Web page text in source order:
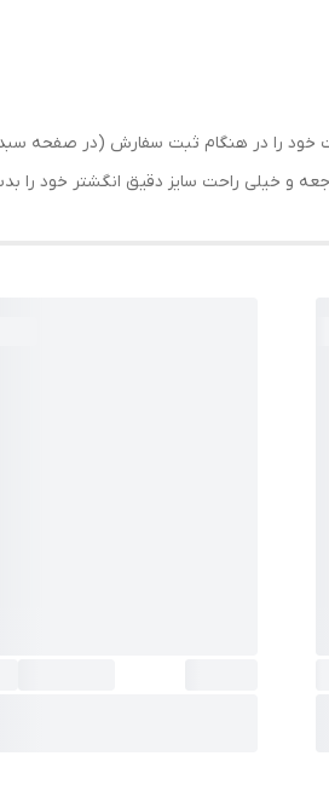
خود را در هنگام ثبت سفارش (در
و خیلی راحت سایز دقیق انگشتر خود را